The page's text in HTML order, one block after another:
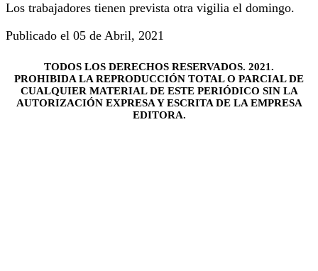
Los trabajadores tienen prevista otra vigilia el domingo.
Publicado el 05 de Abril, 2021
TODOS LOS DERECHOS RESERVADOS. 2021.
PROHIBIDA LA REPRODUCCIÓN TOTAL O PARCIAL DE
CUALQUIER MATERIAL DE ESTE PERIÓDICO SIN LA
AUTORIZACIÓN EXPRESA Y ESCRITA DE LA EMPRESA
EDITORA.